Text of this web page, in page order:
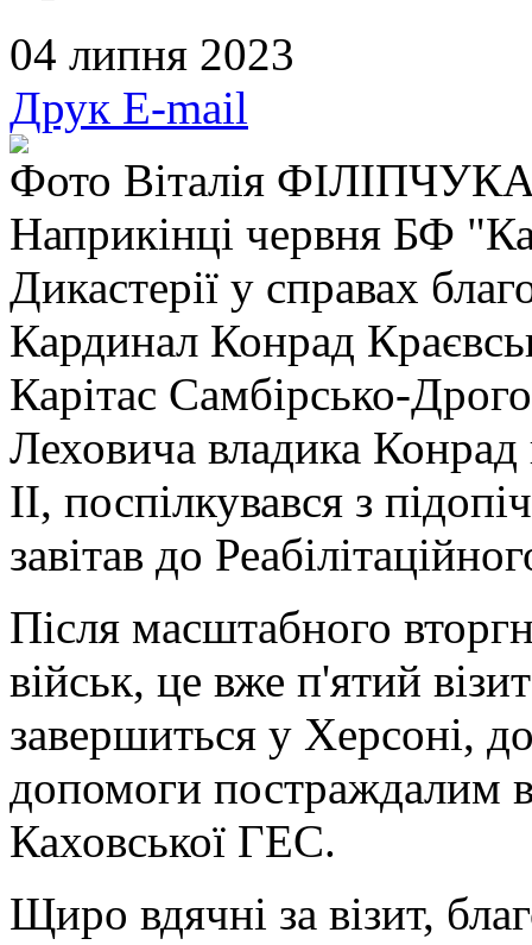
04 липня 2023
Друк E-mail
Фото Віталія
Наприкінці червня БФ
Дикастерії у справах
Кардинал Конрад
Карітас Самбірсько-
Леховича владика Конрад
ІІ, поспілкувався з
завітав до
Після масштабного
військ, це вже п'ятий
завершиться у Херсоні,
допомоги постраждалим
Каховської ГЕС.
Щиро вдячні за візит,